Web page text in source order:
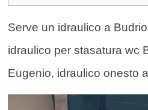
Serve un idraulico a
idraulico per stasatura wc
Eugenio, idraulico onesto